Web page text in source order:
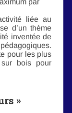
liée au
d’un thème
inventée de
pour les plus
sur bois pour
»